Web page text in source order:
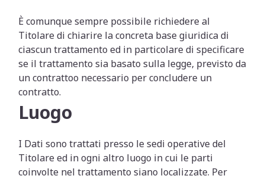
È comunque sempre possibile richiedere al
Titolare di chiarire la concreta base giuridica di
ciascun trattamento ed in particolare di specificare
se il trattamento sia basato sulla legge, previsto da
un contrattoo necessario per concludere un
contratto.
Luogo
I Dati sono trattati presso le sedi operative del
Titolare ed in ogni altro luogo in cui le parti
coinvolte nel trattamento siano localizzate. Per